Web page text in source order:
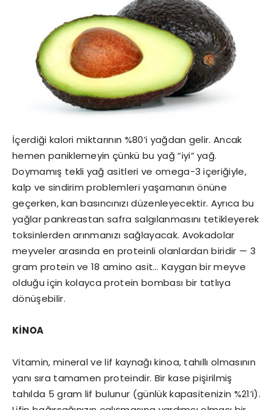
İçerdiği kalori miktarının %80’i yağdan gelir. Ancak
hemen paniklemeyin çünkü bu yağ “iyi” yağ.
Doymamış tekli yağ asitleri ve omega-3 içeriğiyle,
kalp ve sindirim problemleri yaşamanın önüne
geçerken, kan basıncınızı düzenleyecektir. Ayrıca bu
yağlar pankreastan safra salgılanmasını tetikleyerek
toksinlerden arınmanızı sağlayacak. Avokadolar
meyveler arasında en proteinli olanlardan biridir — 3
gram protein ve 18 amino asit… Kaygan bir meyve
olduğu için kolayca protein bombası bir tatlıya
dönüşebilir.
KİNOA
Vitamin, mineral ve lif kaynağı kinoa, tahıllı olmasının
yanı sıra tamamen proteindir. Bir kase pişirilmiş
tahılda 5 gram lif bulunur (günlük kapasitenizin %21’i).